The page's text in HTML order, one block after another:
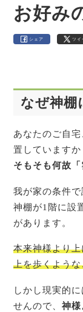
お好み
シェア ツイ
なぜ神棚
あなたのご自
置していますか
そもそも何故
我が家の条件で
神棚が1階に設
があります。
本来神様より
上を歩くよう
しかし現実的
せんので、神